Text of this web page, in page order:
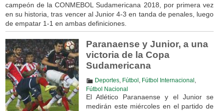
campeón de la CONMEBOL Sudamericana 2018, por primera vez
en su historia, tras vencer al Junior 4-3 en tanda de penales, luego
de empatar 1-1 en ambas definiciones.
Paranaense y Junior, a una
victoria de la Copa
Sudamericana
Deportes, Fútbol Fútbol Internacional
Fútbol Nacional
El Atlético Paranaense y el Junior se
medirán este miércoles en el partido de